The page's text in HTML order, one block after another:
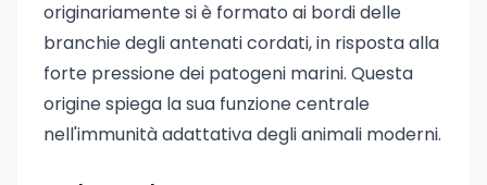
originariamente si è formato ai bordi delle
branchie degli antenati cordati, in risposta alla
forte pressione dei patogeni marini. Questa
origine spiega la sua funzione centrale
nell'immunità adattativa degli animali moderni.